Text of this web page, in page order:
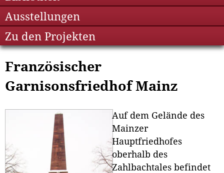
Ausstellungen
Zu den Projekten
Französischer
Garnisonsfriedhof Mainz
Auf dem Gelände des
Mainzer
Hauptfriedhofes
oberhalb des
Zahlbachtales befindet